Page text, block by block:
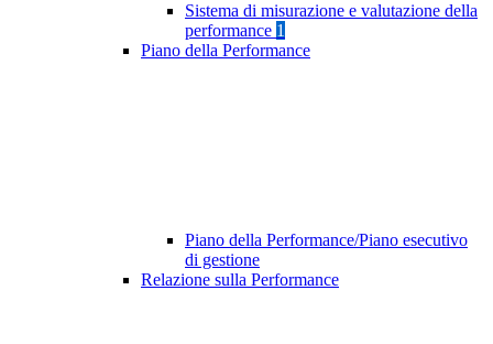
Sistema di misurazione e valutazione della
performance 1
Piano della Performance
Piano della Performance/Piano esecutivo
di gestione
Relazione sulla Performance